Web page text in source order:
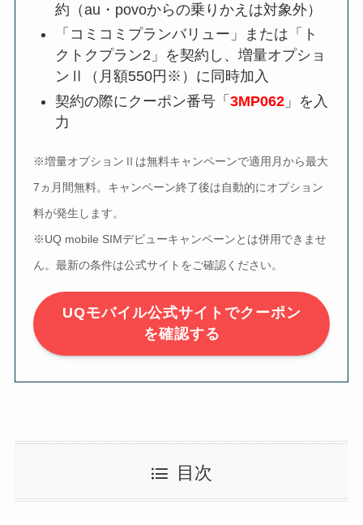
約（au・povoからの乗りかえは対象外）
「コミコミプランバリュー」または「ト
クトクプラン2」を契約し、増量オプショ
ンⅡ（月額550円※）に同時加入
契約の際にクーポン番号「3MP062 」を入
力
※増量オプションⅡは無料キャンペーンで適用月から最大
7ヵ月間無料。キャンペーン終了後は自動的にオプション
料が発生します。
※UQ mobile SIMデビューキャンペーンとは併用できませ
ん。最新の条件は公式サイトをご確認ください。
UQモバイル公式サイトでクーポン
を確認する
目次